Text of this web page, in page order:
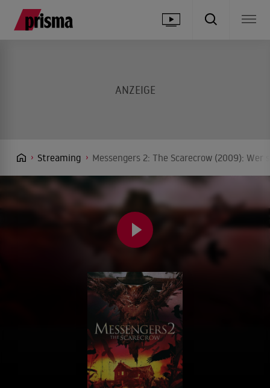
Streaming Messengers 2: The Scarecrow (2009):